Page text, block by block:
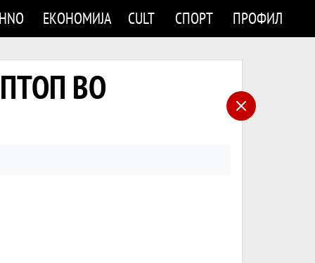
ЕКОНОМИЈА CULT СПОРТ ПРОФИЛ
ВО